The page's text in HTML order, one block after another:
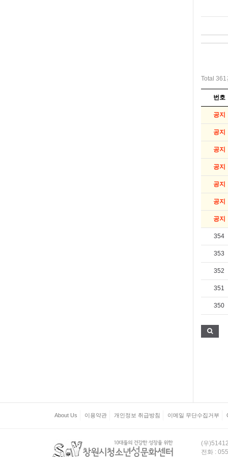
Total 361
번호
공지
공지
공지
공지
공지
공지
공지
354
353
352
351
350
About Us 이용약관 개인정보 취급방침 이메일 무단수집거부
(우
전화 :